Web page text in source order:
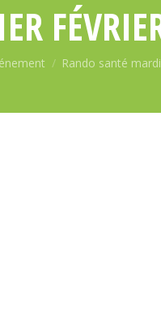
: Rando santé